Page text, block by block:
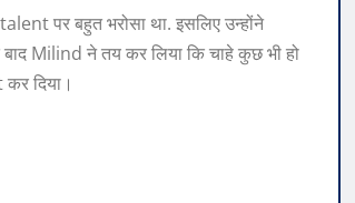
पर बहुत भरोसा था. इसलिए उन्होंने
Milind ने तय कर लिया कि चाहे कुछ भी हो
दिया।